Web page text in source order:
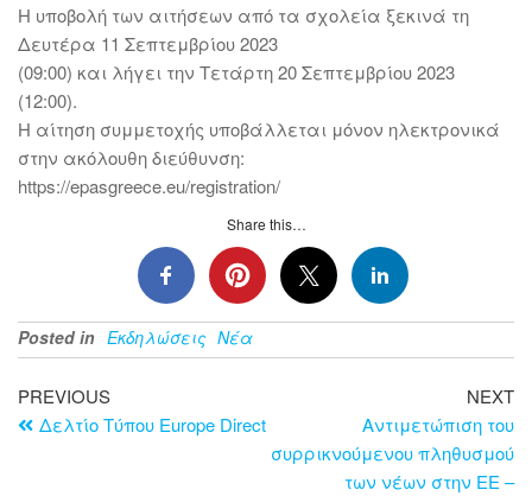
Η υποβολή των αιτήσεων από τα σχολεία ξεκινά τη
Δευτέρα 11 Σεπτεμβρίου 2023
(09:00) και λήγει την Τετάρτη 20 Σεπτεμβρίου 2023
(12:00).
Η αίτηση συμμετοχής υποβάλλεται μόνον ηλεκτρονικά
στην ακόλουθη διεύθυνση:
https://epasgreece.eu/registration/
Share this…
Posted in Εκδηλώσεις Νέα
PREVIOUS
Δελτίο Τύπου Europe Direct
NEXT
Αντιμετώπιση του
συρρικνούμενου πληθυσμού
των νέων στην ΕΕ –